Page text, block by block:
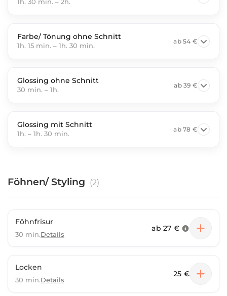
Farbe/ Tönung ohne Schnitt
1h. 15 min. – 1h. 30 min.
ab54 €
Glossing ohne Schnitt
30 min. – 1h.
ab39 €
Glossing mit Schnitt
1h. – 1h. 30 min.
ab78 €
Föhnen/ Styling (2)
Föhnfrisur
30 min.Details
ab 27 €
Locken
30 min.Details
25 €